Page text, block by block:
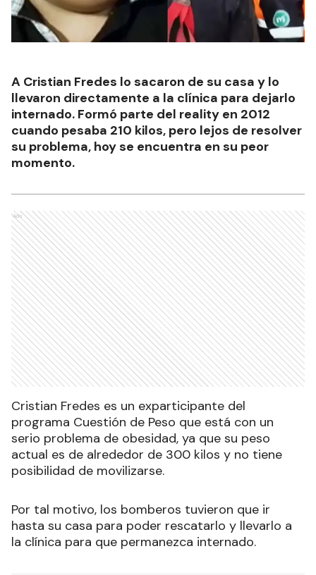
A Cristian Fredes lo sacaron de su casa y lo
llevaron directamente a la clínica para dejarlo
internado. Formó parte del reality en 2012
cuando pesaba 210 kilos, pero lejos de resolver
su problema, hoy se encuentra en su peor
momento.
Ads
Cristian Fredes es un exparticipante del
programa Cuestión de Peso que está con un
serio problema de obesidad, ya que su peso
actual es de alrededor de 300 kilos y no tiene
posibilidad de movilizarse.
Por tal motivo, los bomberos tuvieron que ir
hasta su casa para poder rescatarlo y llevarlo a
la clínica para que permanezca internado.